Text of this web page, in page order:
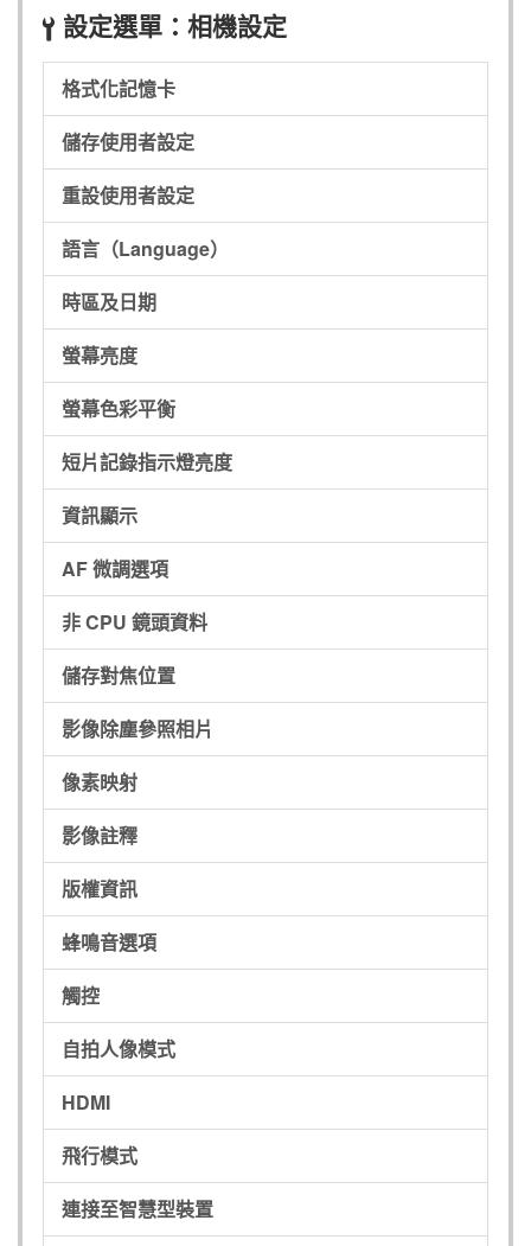
B 設定選單：相機設定
格式化記憶卡
儲存使用者設定
重設使用者設定
語言（Language）
時區及日期
螢幕亮度
螢幕色彩平衡
短片記錄指示燈亮度
資訊顯示
AF 微調選項
非 CPU 鏡頭資料
儲存對焦位置
影像除塵參照相片
像素映射
影像註釋
版權資訊
蜂鳴音選項
觸控
自拍人像模式
HDMI
飛行模式
連接至智慧型裝置